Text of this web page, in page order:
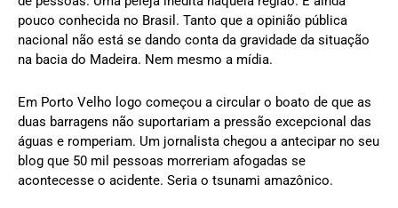
pouco conhecida no Brasil. Tanto que a opinião pública
nacional não está se dando conta da gravidade da situação
na bacia do Madeira. Nem mesmo a mídia.
Em Porto Velho logo começou a circular o boato de que as
duas barragens não suportariam a pressão excepcional das
águas e romperiam. Um jornalista chegou a antecipar no seu
blog que 50 mil pessoas morreriam afogadas se
acontecesse o acidente. Seria o tsunami amazônico.